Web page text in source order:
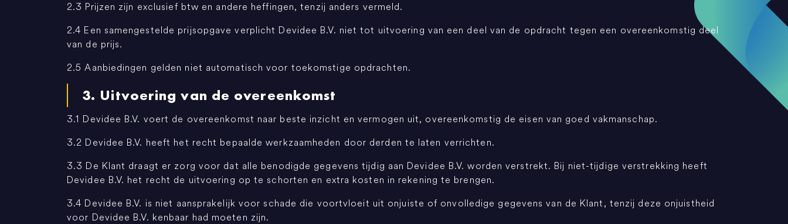
2.3 Prijzen zijn exclusief btw en andere heffingen, tenzij anders vermeld.
2.4 Een samengestelde prijsopgave verplicht Devidee B.V. niet tot uitvoering van een deel van de opdracht tegen een overeenkomstig deel
van de prijs.
2.5 Aanbiedingen gelden niet automatisch voor toekomstige opdrachten.
3. Uitvoering van de overeenkomst
3.1 Devidee B.V. voert de overeenkomst naar beste inzicht en vermogen uit, overeenkomstig de eisen van goed vakmanschap.
3.2 Devidee B.V. heeft het recht bepaalde werkzaamheden door derden te laten verrichten.
3.3 De Klant draagt er zorg voor dat alle benodigde gegevens tijdig aan Devidee B.V. worden verstrekt. Bij niet-tijdige verstrekking heeft
Devidee B.V. het recht de uitvoering op te schorten en extra kosten in rekening te brengen.
3.4 Devidee B.V. is niet aansprakelijk voor schade die voortvloeit uit onjuiste of onvolledige gegevens van de Klant, tenzij deze onjuistheid
voor Devidee B.V. kenbaar had moeten zijn.